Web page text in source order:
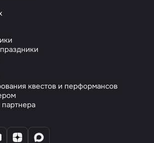
квестов и перформансов